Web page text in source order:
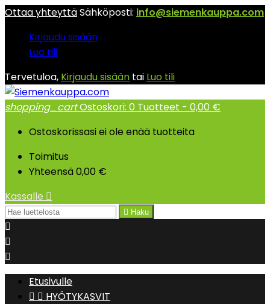
Ottaa yhteyttäSähköposti: info@siemenkauppa.com
Kirjaudu sisään
Luo tili
Tervetuloa, Kirjaudu sisään tai Luo tili
shopping_cartOstoskori: 0 Tuotteet - 0,00 €
Ostoskorissasi ei ole enää tuotteita
Toimitus
Yhteensä0,00 €
Kassalle 
 Haku



Etusivulle
  HYÖTYKASVIT